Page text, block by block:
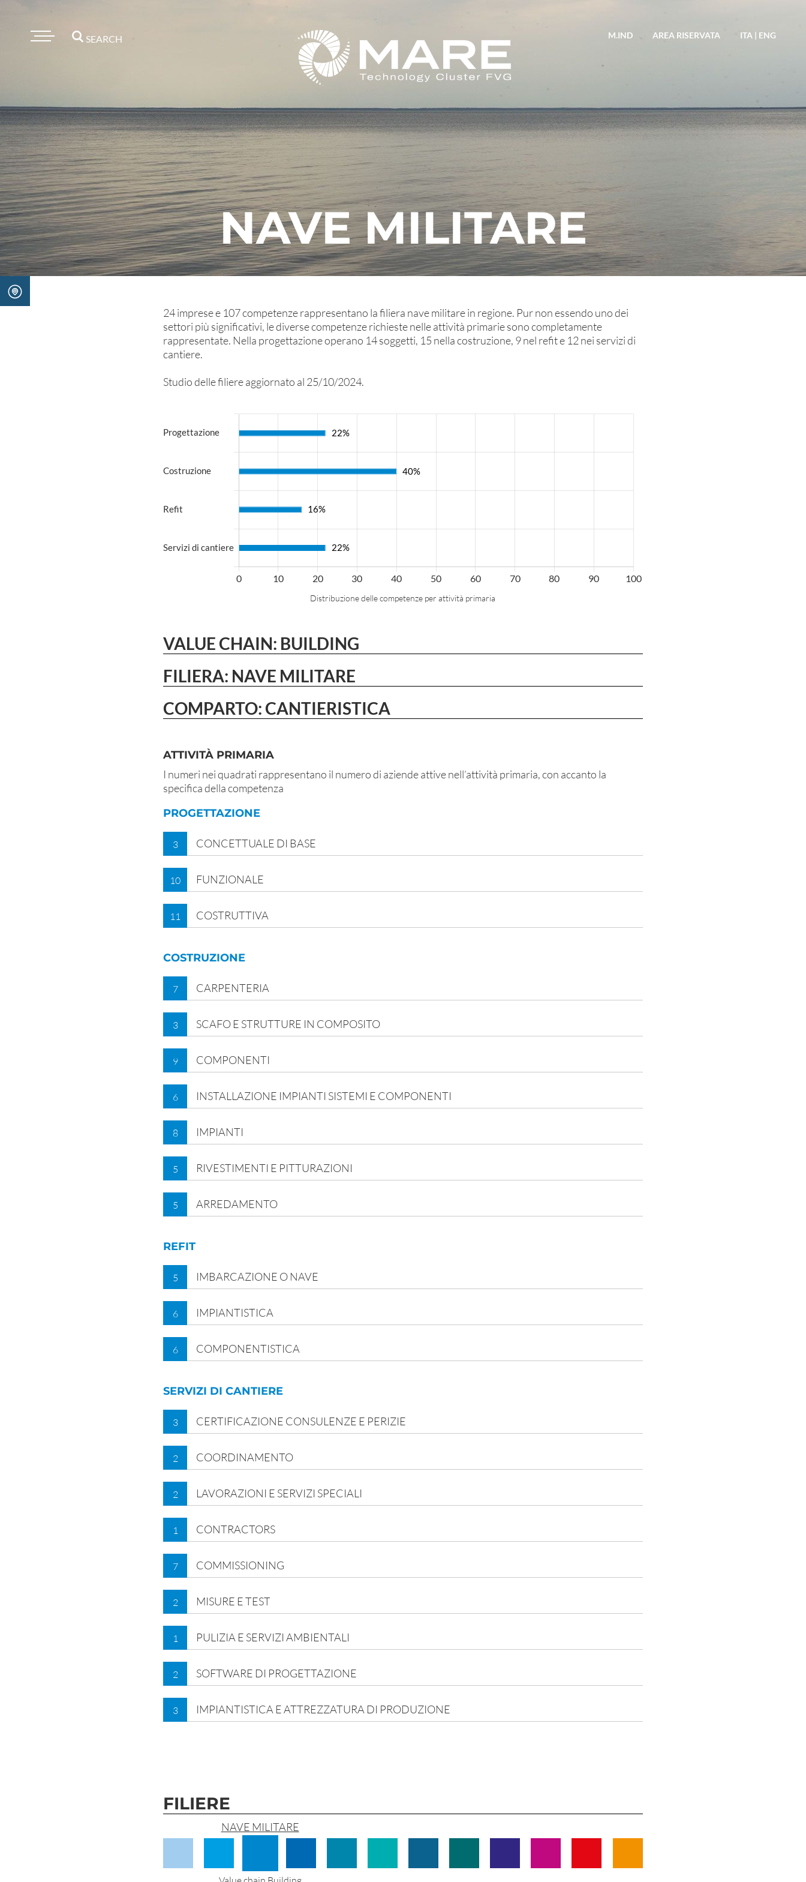
SEARCH M.IND AREA RISERVATA ITA | ENG
NAVE MILITARE
24 imprese e 107 competenze rappresentano la filiera nave militare in regione. Pur non essendo uno dei
settori più significativi, le diverse competenze richieste nelle attività primarie sono completamente
rappresentate. Nella progettazione operano 14 soggetti, 15 nella costruzione, 9 nel refit e 12 nei servizi di
cantiere.
Studio delle filiere aggiornato al 25/10/2024.
Distribuzione delle competenze per attività primaria
VALUE CHAIN: BUILDING
FILIERA: NAVE MILITARE
COMPARTO: CANTIERISTICA
ATTIVITÀ PRIMARIA
I numeri nei quadrati rappresentano il numero di aziende attive nell’attività primaria, con accanto la
specifica della competenza
PROGETTAZIONE
3 CONCETTUALE DI BASE
10 FUNZIONALE
11 COSTRUTTIVA
COSTRUZIONE
7 CARPENTERIA
3 SCAFO E STRUTTURE IN COMPOSITO
9 COMPONENTI
6 INSTALLAZIONE IMPIANTI SISTEMI E COMPONENTI
8 IMPIANTI
5 RIVESTIMENTI E PITTURAZIONI
5 ARREDAMENTO
REFIT
5 IMBARCAZIONE O NAVE
6 IMPIANTISTICA
6 COMPONENTISTICA
SERVIZI DI CANTIERE
3 CERTIFICAZIONE CONSULENZE E PERIZIE
2 COORDINAMENTO
2 LAVORAZIONI E SERVIZI SPECIALI
1 CONTRACTORS
7 COMMISSIONING
2 MISURE E TEST
1 PULIZIA E SERVIZI AMBIENTALI
2 SOFTWARE DI PROGETTAZIONE
3 IMPIANTISTICA E ATTREZZATURA DI PRODUZIONE
FILIERE
NAVE MILITARE